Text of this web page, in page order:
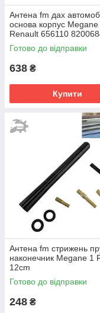
Антена fm дах
основа корпус Megane
Renault 656110
28216-00Q0A
Готово до відправки
638 ₴
Купити
Антена fm стрижень
наконечник Megane 1
12cm
Готово до відправки
248 ₴